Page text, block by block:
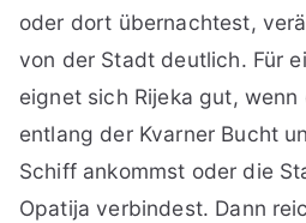
oder dort übernachtest,
von der Stadt deutlich. Für
eignet sich Rijeka gut, wenn
entlang der Kvarner Bucht
Schiff ankommst oder die
Opatija verbindest. Dann